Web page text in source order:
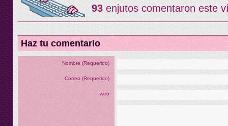
93 enjutos comentaron este
Haz tu comentario
Nombre (Requerido)
Correo (Requerido)
web